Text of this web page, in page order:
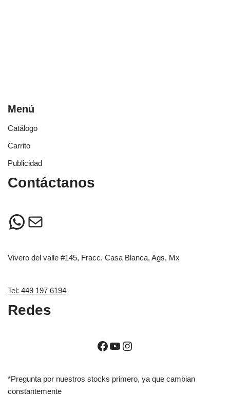
Menú
Catálogo
Carrito
Publicidad
Contáctanos
Vivero del valle #145, Fracc. Casa Blanca, Ags, Mx
Tel: 449 197 6194
Redes
*Pregunta por nuestros stocks primero, ya que cambian
constantemente